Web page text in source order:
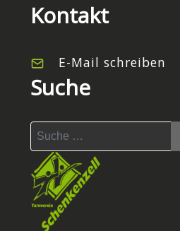
Kontakt
E-Mail schreiben
Suche
Suchen